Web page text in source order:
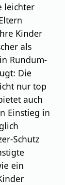
leichter
Kinder
als
Rundum-
Die
nur top
auch
Einstieg in
Schutz
ein